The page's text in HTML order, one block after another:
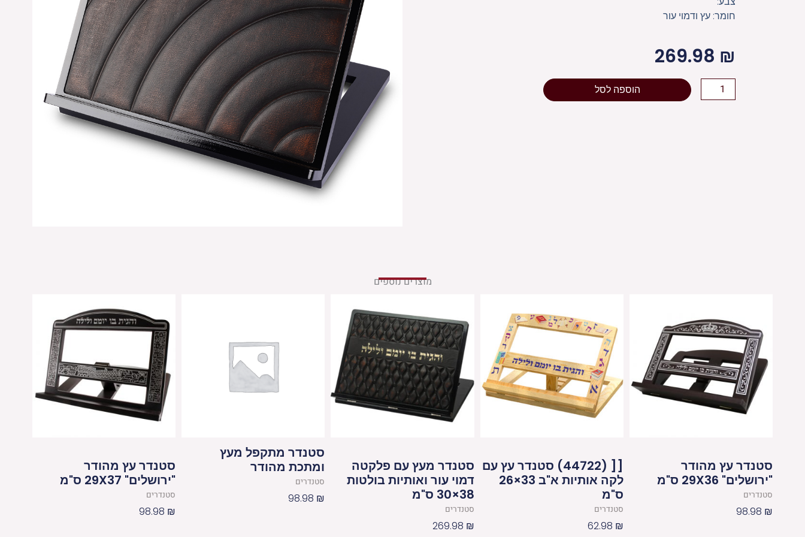
חומר: עץ ודמוי עור
269.98 ₪
כמות
של
הוספה לסל
מוצרים נוספים
סטנדר עץ מהודר
"ירושלים" 29X36 ס"מ
סטנדרים
98.98 ₪
[[ (44722) סטנדר עץ עם
לקה אותיות א"ב 33×26
ס"מ
סטנדרים
62.98 ₪
סטנדר מעץ עם פלקטה
דמוי עור ואותיות בולטות
38×30 ס"מ
סטנדרים
269.98 ₪
סטנדר מתקפל מעץ
ומתכת מהודר
סטנדרים
98.98 ₪
סטנדר עץ מהודר
"ירושלים" 29X37 ס"מ
סטנדרים
98.98 ₪